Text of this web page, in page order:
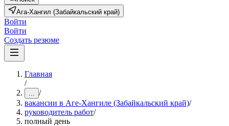
Ага-Хангил (Забайкальский край)
Войти
Войти
Создать резюме
Главная
/
... /
вакансии в Аге-Хангиле (Забайкальский край)/
руководитель работ/
полный день